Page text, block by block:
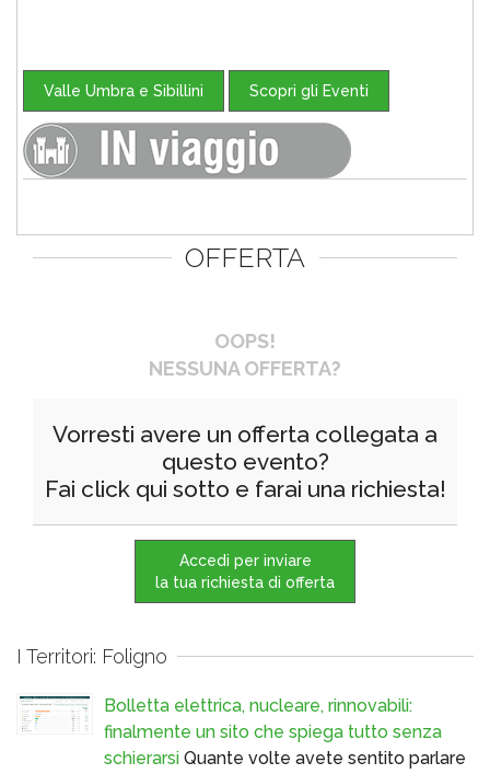
Valle Umbra e Sibillini Scopri gli Eventi
OFFERTA
OOPS!
NESSUNA OFFERTA?
Vorresti avere un offerta collegata a
questo evento?
Fai click qui sotto e farai una richiesta!
Accedi per inviare
la tua richiesta di offerta
I Territori: Foligno
Bolletta elettrica, nucleare, rinnovabili:
finalmente un sito che spiega tutto senza
schierarsi Quante volte avete sentito parlare